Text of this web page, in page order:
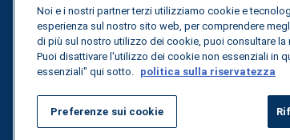
Noi e i nostri partner terzi utilizziamo cookie e
esperienza sul nostro sito web, per comprendere
di più sul nostro utilizzo dei cookie, puoi consultare
Puoi disattivare l'utilizzo dei cookie non essenziali in
essenziali" qui sotto. politica sulla riservatezza
Preferenze sui cookie